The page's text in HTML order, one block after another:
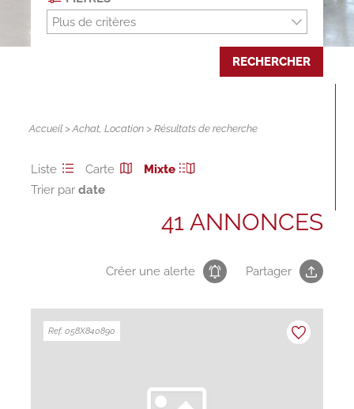
Plus de critères
RECHERCHER
Accueil >Achat,Location > Résultats de recherche
Liste Carte
Mixte
Trier par
41 ANNONCES
Créer une alerte Partager
Ref. 058X840890